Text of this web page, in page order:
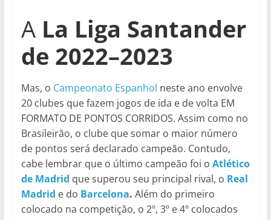
A La Liga Santander
de 2022–2023
Mas, o Campeonato Espanhol neste ano envolve
20 clubes que fazem jogos de ida e de volta EM
FORMATO DE PONTOS CORRIDOS. Assim como no
Brasileirão, o clube que somar o maior número
de pontos será declarado campeão. Contudo,
cabe lembrar que o último campeão foi o Atlético
de Madrid que superou seu principal rival, o Real
Madrid e do Barcelona. Além do primeiro
colocado na competição, o 2º, 3º e 4º colocados